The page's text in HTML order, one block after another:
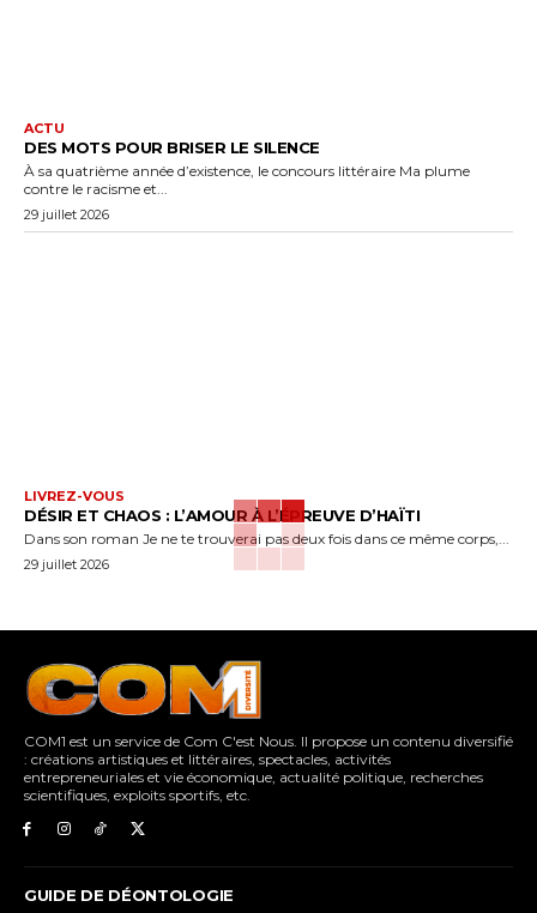
ACTU
DES MOTS POUR BRISER LE SILENCE
À sa quatrième année d’existence, le concours littéraire Ma plume
contre le racisme et...
29 juillet 2026
LIVREZ-VOUS
DÉSIR ET CHAOS : L’AMOUR À L’ÉPREUVE D’HAÏTI
Dans son roman Je ne te trouverai pas deux fois dans ce même corps,...
29 juillet 2026
COM1 est un service de Com C'est Nous. Il propose un contenu diversifié
: créations artistiques et littéraires, spectacles, activités
entrepreneuriales et vie économique, actualité politique, recherches
scientifiques, exploits sportifs, etc.
GUIDE DE DÉONTOLOGIE